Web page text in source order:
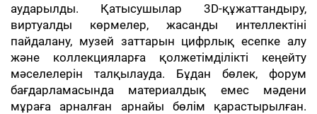
аударылды. Қатысушылар 3D-құжаттандыру,
виртуалды көрмелер, жасанды интеллектіні
пайдалану, музей заттарын цифрлық есепке алу
және коллекцияларға қолжетімділікті кеңейту
мәселелерін талқылауда. Бұдан бөлек, форум
бағдарламасында материалдық емес мәдени
мұраға арналған арнайы бөлім қарастырылған.